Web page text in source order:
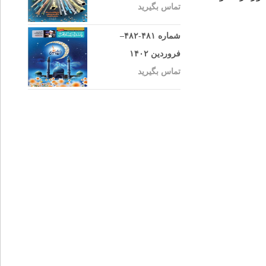
تماس بگیرید
شماره ۴۸۱-۴۸۲–
فروردین ۱۴۰۲
تماس بگیرید